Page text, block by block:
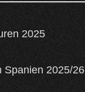
2025
Spanien 2025/26